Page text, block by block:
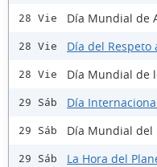
28 Vie Día Mundial de
28 Vie Día del Respeto
28 Vie Día Mundial de
29 Sáb Día
29 Sáb Día Mundial del
29 Sáb La Hora del